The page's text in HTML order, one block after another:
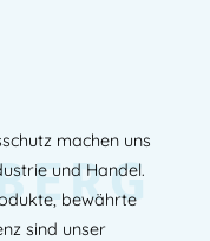
machen uns
und Handel.
bewährte
sind unser